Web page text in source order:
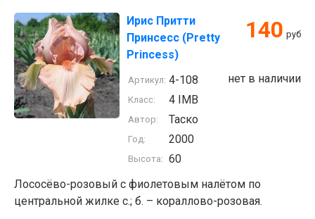
Ирис Притти
Принсесс (Pretty
Princess)
140 руб
нет в наличии
Артикул: 4-108
Класс: 4 IMB
Автор: Таско
Год: 2000
Высота: 60
Лососёво-розовый с фиолетовым налётом по
центральной жилке с.; б. – кораллово-розовая.